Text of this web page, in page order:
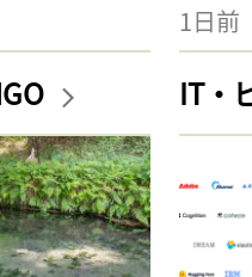
1日前
IT・